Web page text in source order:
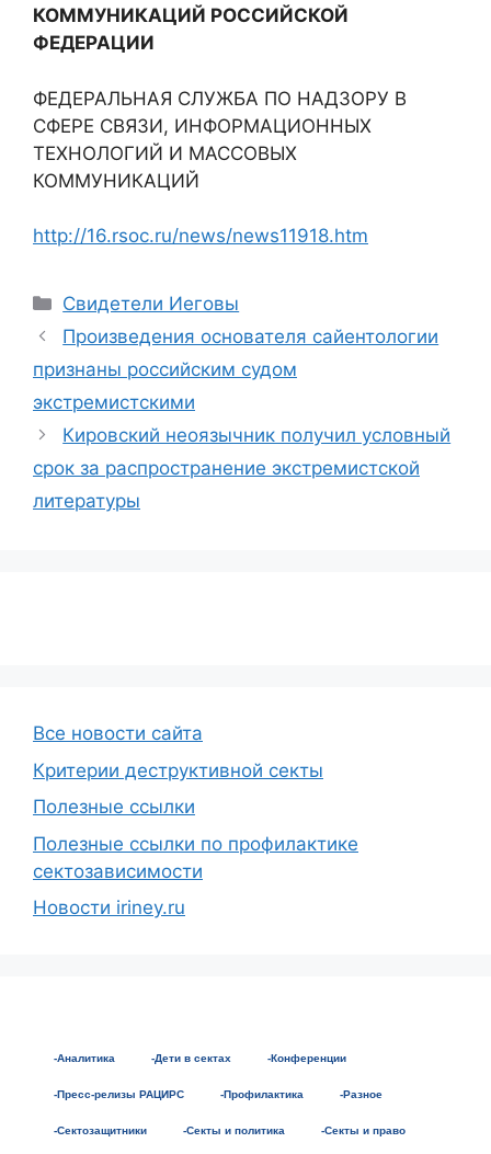
КОММУНИКАЦИЙ РОССИЙСКОЙ
ФЕДЕРАЦИИ
ФЕДЕРАЛЬНАЯ СЛУЖБА ПО НАДЗОРУ В
СФЕРЕ СВЯЗИ, ИНФОРМАЦИОННЫХ
ТЕХНОЛОГИЙ И МАССОВЫХ
КОММУНИКАЦИЙ
http://16.rsoc.ru/news/news11918.htm
Рубрики
Свидетели Иеговы
Произведения основателя сайентологии
признаны российским судом
экстремистскими
Кировский неоязычник получил условный
срок за распространение экстремистской
литературы
Все новости сайта
Критерии деструктивной секты
Полезные ссылки
Полезные ссылки по профилактике
сектозависимости
Новости iriney.ru
-Аналитика -Дети в сектах -Конференции
-Пресс-релизы РАЦИРС -Профилактика -Разное
-Сектозащитники -Секты и политика -Секты и право